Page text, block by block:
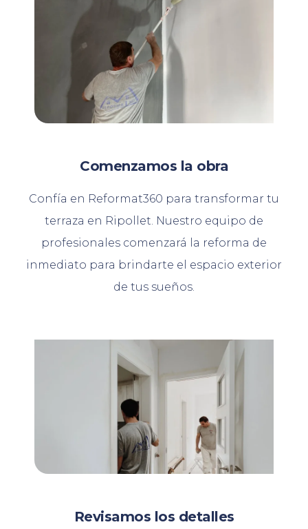
Comenzamos la obra
Confía en Reformat360 para transformar tu
terraza en Ripollet. Nuestro equipo de
profesionales comenzará la reforma de
inmediato para brindarte el espacio exterior
de tus sueños.
Revisamos los detalles